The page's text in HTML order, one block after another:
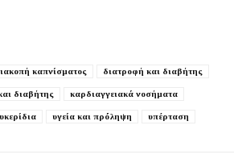
καπνίσματος διατροφή και διαβήτης
διαβήτης καρδιαγγειακά νοσήματα
υγεία και πρόληψη υπέρταση